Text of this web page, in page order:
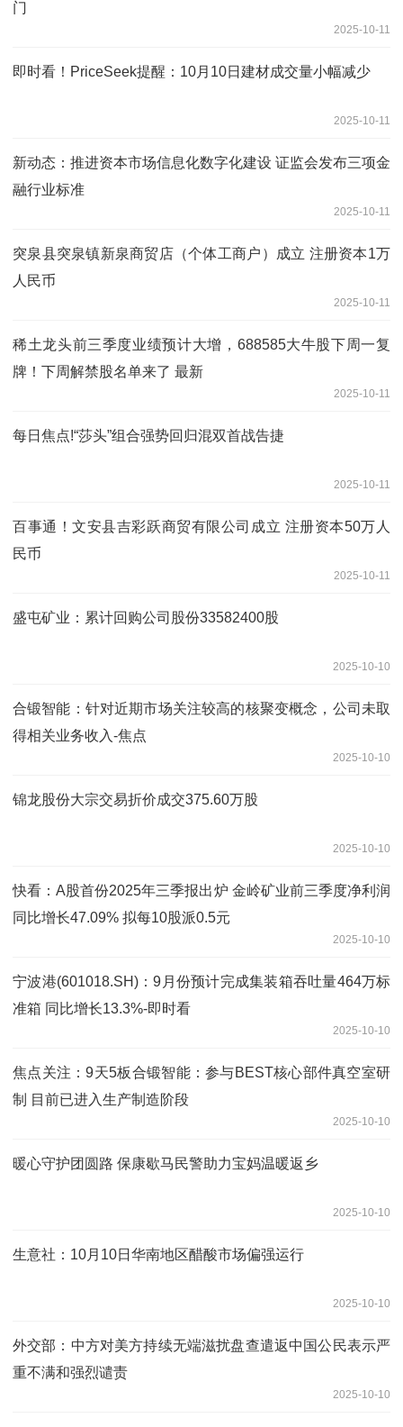
门
2025-10-11
即时看！PriceSeek提醒：10月10日建材成交量小幅减少
2025-10-11
新动态：推进资本市场信息化数字化建设 证监会发布三项金
融行业标准
2025-10-11
突泉县突泉镇新泉商贸店（个体工商户）成立 注册资本1万
人民币
2025-10-11
稀土龙头前三季度业绩预计大增，688585大牛股下周一复
牌！下周解禁股名单来了 最新
2025-10-11
每日焦点!“莎头”组合强势回归混双首战告捷
2025-10-11
百事通！文安县吉彩跃商贸有限公司成立 注册资本50万人
民币
2025-10-11
盛屯矿业：累计回购公司股份33582400股
2025-10-10
合锻智能：针对近期市场关注较高的核聚变概念，公司未取
得相关业务收入-焦点
2025-10-10
锦龙股份大宗交易折价成交375.60万股
2025-10-10
快看：A股首份2025年三季报出炉 金岭矿业前三季度净利润
同比增长47.09% 拟每10股派0.5元
2025-10-10
宁波港(601018.SH)：9月份预计完成集装箱吞吐量464万标
准箱 同比增长13.3%-即时看
2025-10-10
焦点关注：9天5板合锻智能：参与BEST核心部件真空室研
制 目前已进入生产制造阶段
2025-10-10
暖心守护团圆路 保康歇马民警助力宝妈温暖返乡
2025-10-10
生意社：10月10日华南地区醋酸市场偏强运行
2025-10-10
外交部：中方对美方持续无端滋扰盘查遣返中国公民表示严
重不满和强烈谴责
2025-10-10